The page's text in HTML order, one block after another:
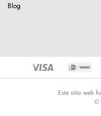
Blog
Este sitio web
©